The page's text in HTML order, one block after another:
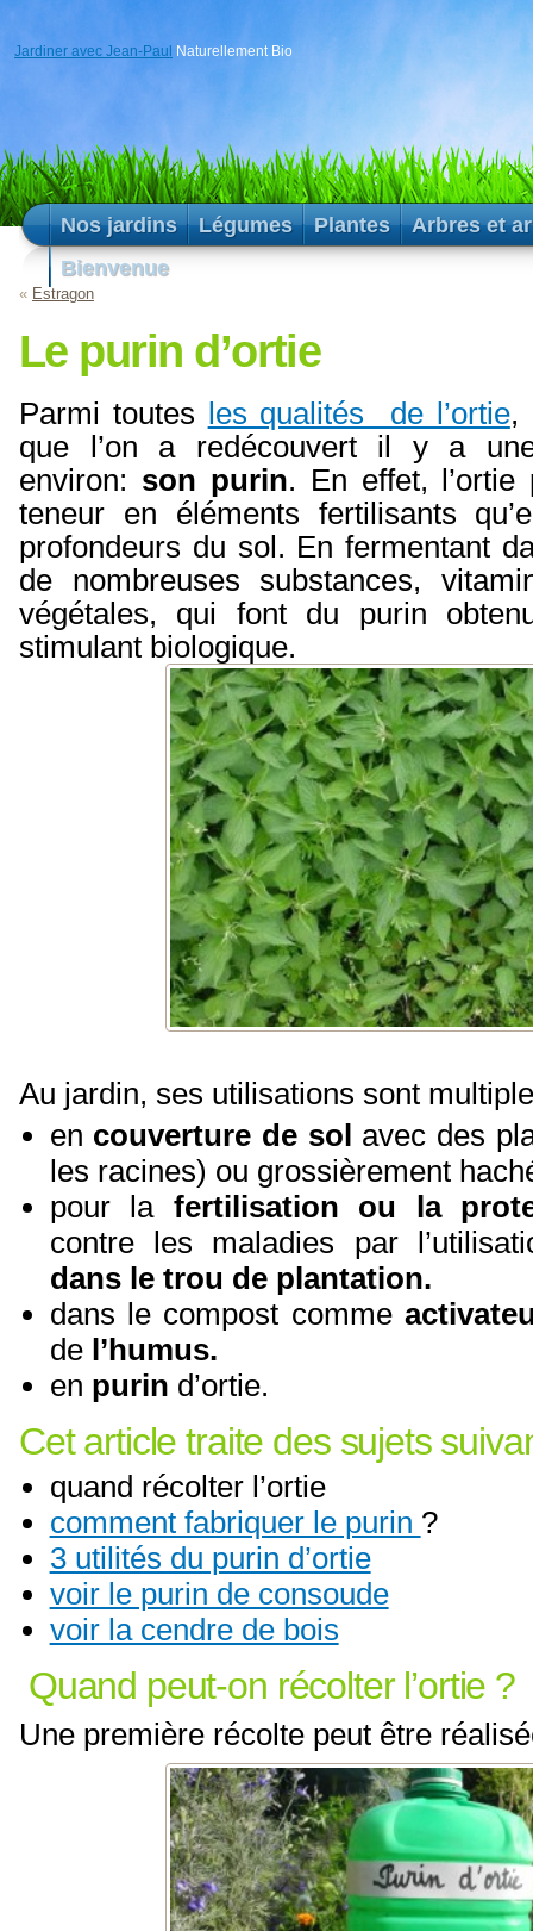
Jardiner avec Jean-Paul Naturellement Bio
Nos jardins Légumes Plantes
Arbres et
Bienvenue
« Estragon
Le purin d’ortie
Parmi toutes les qualités de l’ortie,
que l’on a redécouvert il y a une
environ: son purin. En effet, l’ortie
teneur en éléments fertilisants
profondeurs du sol. En fermentant
de nombreuses substances,
végétales, qui font du purin
stimulant biologique.
Au jardin, ses utilisations sont
en couverture de sol avec des
les racines) ou grossièrement
pour lafertilisation ou la
contre les maladies par
dans le trou de plantation.
dans le compost comme
de l’humus.
en purin d’ortie.
Cet article traite des sujets
quand récolter l’ortie
comment fabriquer le purin ?
3 utilités du purin d’ortie
voir le purin de consoude
voir la cendre de bois
Quand peut-on récolter l’ortie ?
Une première récolte peut être